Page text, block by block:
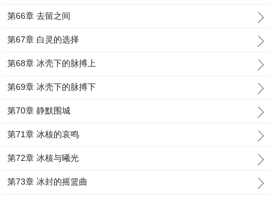
第66章 去留之间
第67章 白灵的选择
第68章 冰壳下的脉搏上
第69章 冰壳下的脉搏下
第70章 静默围城
第71章 冰核的哀鸣
第72章 冰核与曦光
第73章 冰封的摇篮曲